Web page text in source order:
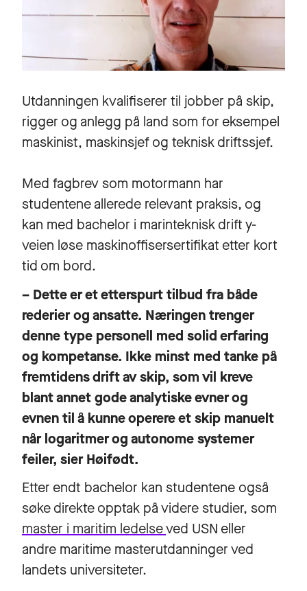
Utdanningen kvalifiserer til jobber på skip,
rigger og anlegg på land som for eksempel
maskinist, maskinsjef og teknisk driftssjef.
Med fagbrev som motormann har
studentene allerede relevant praksis, og
kan med bachelor i marinteknisk drift y-
veien løse maskinoffisersertifikat etter kort
tid om bord.
– Dette er et etterspurt tilbud fra både
rederier og ansatte. Næringen trenger
denne type personell med solid erfaring
og kompetanse. Ikke minst med tanke på
fremtidens drift av skip, som vil kreve
blant annet gode analytiske evner og
evnen til å kunne operere et skip manuelt
når logaritmer og autonome systemer
feiler, sier Høifødt.
Etter endt bachelor kan studentene også
søke direkte opptak på videre studier, som
master i maritim ledelseved USN eller
andre maritime masterutdanninger ved
landets universiteter.